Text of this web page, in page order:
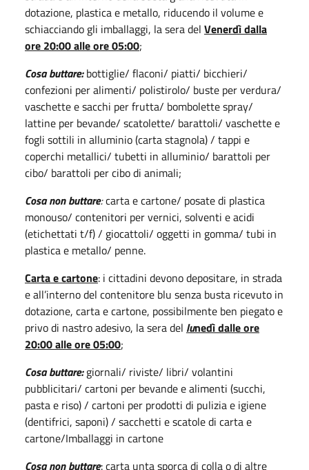
dotazione, plastica e metallo, riducendo il volume e
schiacciando gli imballaggi, la sera del Venerdì dalla
ore 20:00 alle ore 05:00;
Cosa buttare:bottiglie/ flaconi/ piatti/ bicchieri/
confezioni per alimenti/ polistirolo/ buste per verdura/
vaschette e sacchi per frutta/ bombolette spray/
lattine per bevande/ scatolette/ barattoli/ vaschette e
fogli sottili in alluminio (carta stagnola) / tappi e
coperchi metallici/ tubetti in alluminio/ barattoli per
cibo/ barattoli per cibo di animali;
Cosa non buttare:carta e cartone/ posate di plastica
monouso/ contenitori per vernici, solventi e acidi
(etichettati t/f) / giocattoli/ oggetti in gomma/ tubi in
plastica e metallo/ penne.
Carta e cartone: i cittadini devono depositare, in strada
e all’interno del contenitore blu senza busta ricevuto in
dotazione, carta e cartone, possibilmente ben piegato e
privo di nastro adesivo, la sera del lunedì dalle ore
20:00 alle ore 05:00;
Cosa buttare:giornali/ riviste/ libri/ volantini
pubblicitari/ cartoni per bevande e alimenti (succhi,
pasta e riso) / cartoni per prodotti di pulizia e igiene
(dentifrici, saponi) / sacchetti e scatole di carta e
cartone/Imballaggi in cartone
Cosa non buttare: carta unta sporca di colla o di altre